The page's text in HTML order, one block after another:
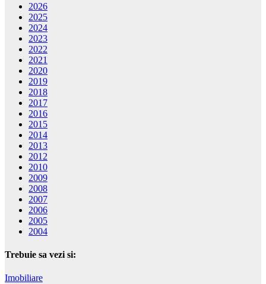
2026
2025
2024
2023
2022
2021
2020
2019
2018
2017
2016
2015
2014
2013
2012
2010
2009
2008
2007
2006
2005
2004
Trebuie sa vezi si:
Imobiliare